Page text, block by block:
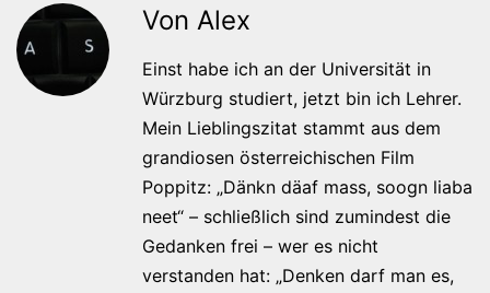
Von Alex
Einst habe ich an der Universität in
Würzburg studiert, jetzt bin ich Lehrer.
Mein Lieblingszitat stammt aus dem
grandiosen österreichischen Film
Poppitz: „Dänkn däaf mass, soogn liaba
neet“ – schließlich sind zumindest die
Gedanken frei – wer es nicht
verstanden hat: „Denken darf man es,